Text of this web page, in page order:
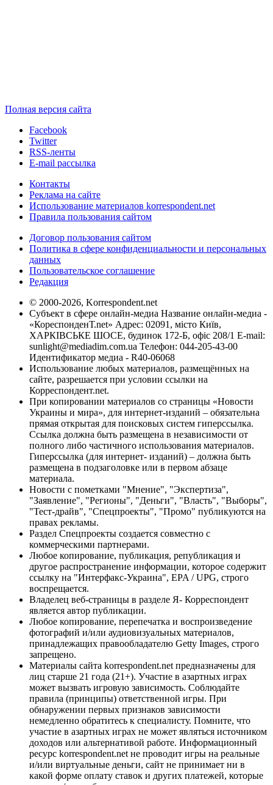
Полная версия сайта
Facebook
Twitter
RSS-ленты
E-mail рассылка
Контакты
Реклама на сайте
Использование материалов korrespondent.net
Правила пользования сайтом
Договор пользования сайтом
Политика в сфере конфиденциальности и персональных
данных
Пользовательское соглашение
Редакция
© 2000-2026, Korrespondent.net
Субъект в сфере онлайн-медиа Название онлайн-медиа -
«КореспонденТ.net» Адрес: 02091, місто Київ,
ХАРКІВСЬКЕ ШОСЕ, будинок 172-Б, офіс 208/1 E-mail:
sunlight@mediadim.com.ua Телефон: 044-205-43-00
Идентификатор медиа - R40-06068
Использование любых материалов, размещённых на
сайте, разрешается при условии ссылки на
Корреспондент.net.
При копировании материалов со страницы «Новости
Украины и мира», для интернет-изданий – обязательна
прямая открытая для поисковых систем гиперссылка.
Ссылка должна быть размещена в независимости от
полного либо частичного использования материалов.
Гиперссылка (для интернет- изданий) – должна быть
размещена в подзаголовке или в первом абзаце
материала.
Новости с пометками "Мнение", "Экспертиза",
"Заявление", "Регионы", "Деньги", "Власть", "Выборы",
"Тест-драйв", "Спецпроекты", "Промо" публикуются на
правах рекламы.
Раздел Спецпроекты создается совместно с
коммерческими партнерами.
Любое копирование, публикация, републикация и
другое распространение информации, которое содержит
ссылку на "Интерфакс-Украина", EPA / UPG, строго
воспрещается.
Владелец веб-страницы в разделе Я- Корреспондент
является автор публикации.
Любое копирование, перепечатка и воспроизведение
фотографий и/или аудиовизуальных материалов,
принадлежащих правообладателю Getty Images, строго
запрещено.
Материалы сайта korrespondent.net предназначены для
лиц старше 21 года (21+). Участие в азартных играх
может вызвать игровую зависимость. Соблюдайте
правила (принципы) ответственной игры. При
обнаружении первых признаков зависимости
немедленно обратитесь к специалисту. Помните, что
участие в азартных играх не может являться источником
доходов или альтернативой работе. Информационный
ресурс korrespondent.net не проводит игры на реальные
и/или виртуальные деньги, сайт не принимает ни в
какой форме оплату ставок и других платежей, которые